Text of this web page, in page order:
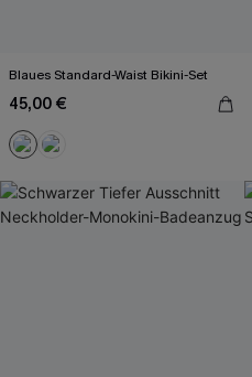
Blaues Standard-Waist Bikini-Set
45,00 €